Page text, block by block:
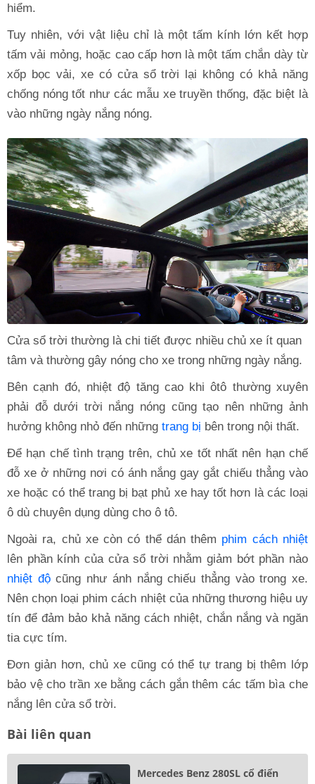
hiểm.
Tuy nhiên, với vật liệu chỉ là một tấm kính lớn kết hợp
tấm vải mỏng, hoặc cao cấp hơn là một tấm chắn dày từ
xốp bọc vải, xe có cửa sổ trời lại không có khả năng
chống nóng tốt như các mẫu xe truyền thống, đặc biệt là
vào những ngày nắng nóng.
Cửa sổ trời thường là chi tiết được nhiều chủ xe ít quan
tâm và thường gây nóng cho xe trong những ngày nắng.
Bên cạnh đó, nhiệt độ tăng cao khi ôtô thường xuyên
phải đỗ dưới trời nắng nóng cũng tạo nên những ảnh
hưởng không nhỏ đến những trang bị bên trong nội thất.
Để hạn chế tình trạng trên, chủ xe tốt nhất nên hạn chế
đỗ xe ở những nơi có ánh nắng gay gắt chiếu thẳng vào
xe hoặc có thể trang bị bạt phủ xe hay tốt hơn là các loại
ô dù chuyên dụng dùng cho ô tô.
Ngoài ra, chủ xe còn có thể dán thêm phim cách nhiệt
lên phần kính của cửa sổ trời nhằm giảm bớt phần nào
nhiệt độcũng như ánh nắng chiếu thẳng vào trong xe.
Nên chọn loại phim cách nhiệt của những thương hiệu uy
tín để đảm bảo khả năng cách nhiệt, chắn nắng và ngăn
tia cực tím.
Đơn giản hơn, chủ xe cũng có thể tự trang bị thêm lớp
bảo vệ cho trần xe bằng cách gắn thêm các tấm bìa che
nắng lên cửa sổ trời.
Bài liên quan
Mercedes Benz 280SL cổ điển